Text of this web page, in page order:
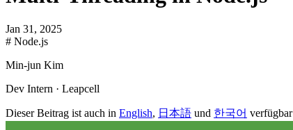
Jan 31, 2025
# Node.js
Min-jun Kim
Dev Intern · Leapcell
Dieser Beitrag ist auch in English, 日本語 und 한국어 verfügbar